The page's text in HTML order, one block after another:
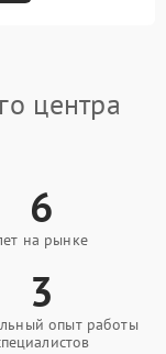
центра
6
на рынке
3
опыт работы